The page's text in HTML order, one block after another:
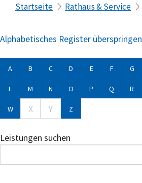
Startseite Rathaus & Service
Alphabetisches Register überspringen
A B C D E F G
L M N O P Q R
W X Y Z
Leistungen suchen